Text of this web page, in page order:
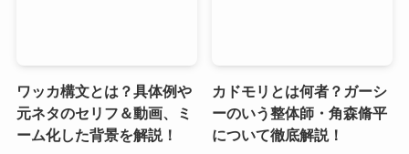
ワッカ構文とは？具体例や
元ネタのセリフ＆動画、ミ
ーム化した背景を解説！
カドモリとは何者？ガーシ
ーのいう整体師・角森脩平
について徹底解説！